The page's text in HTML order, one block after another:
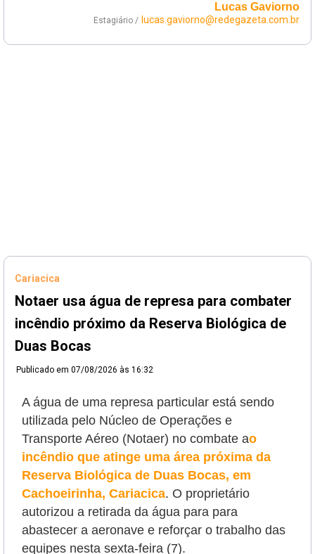
Lucas Gaviorno
Estagiário / lucas.gaviorno@redegazeta.com.br
Cariacica
Notaer usa água de represa para combater
incêndio próximo da Reserva Biológica de
Duas Bocas
Publicado em 07/08/2026 às 16:32
A água de uma represa particular está sendo
utilizada pelo Núcleo de Operações e
Transporte Aéreo (Notaer) no combate ao
incêndio que atinge uma área próxima da
Reserva Biológica de Duas Bocas, em
Cachoeirinha, Cariacica. O proprietário
autorizou a retirada da água para para
abastecer a aeronave e reforçar o trabalho das
equipes nesta sexta-feira (7).